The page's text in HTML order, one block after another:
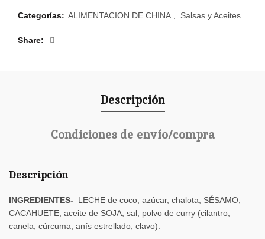
Categorías: ALIMENTACION DE CHINA , Salsas y Aceites
Share
Descripción
Condiciones de envío/compra
Descripción
INGREDIENTES- LECHE de coco, azúcar, chalota, SÉSAMO,
CACAHUETE, aceite de SOJA, sal, polvo de curry (cilantro,
canela, cúrcuma, anís estrellado, clavo).